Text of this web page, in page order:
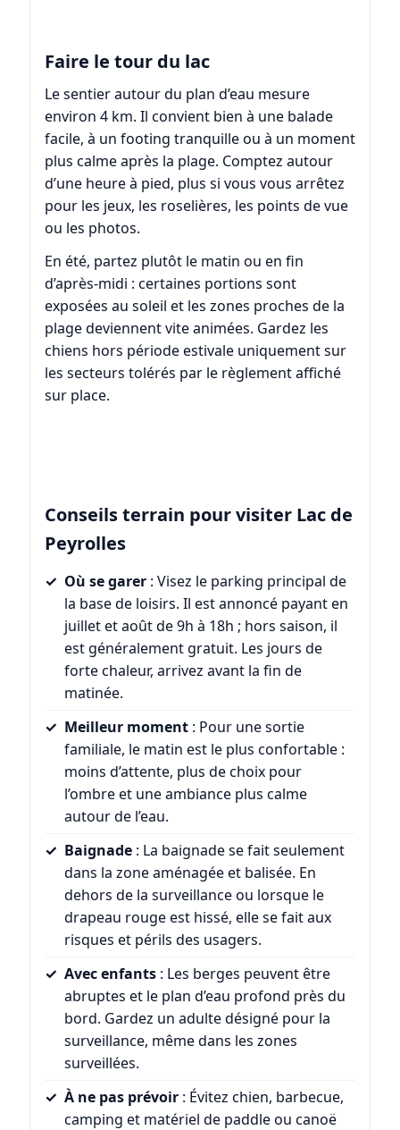
Faire le tour du lac
Le sentier autour du plan d’eau mesure
environ 4 km. Il convient bien à une balade
facile, à un footing tranquille ou à un moment
plus calme après la plage. Comptez autour
d’une heure à pied, plus si vous vous arrêtez
pour les jeux, les roselières, les points de vue
ou les photos.
En été, partez plutôt le matin ou en fin
d’après-midi : certaines portions sont
exposées au soleil et les zones proches de la
plage deviennent vite animées. Gardez les
chiens hors période estivale uniquement sur
les secteurs tolérés par le règlement affiché
sur place.
Conseils terrain pour visiter Lac de
Peyrolles
Où se garer: Visez le parking principal de
la base de loisirs. Il est annoncé payant en
juillet et août de 9h à 18h ; hors saison, il
est généralement gratuit. Les jours de
forte chaleur, arrivez avant la fin de
matinée.
Meilleur moment: Pour une sortie
familiale, le matin est le plus confortable :
moins d’attente, plus de choix pour
l’ombre et une ambiance plus calme
autour de l’eau.
Baignade: La baignade se fait seulement
dans la zone aménagée et balisée. En
dehors de la surveillance ou lorsque le
drapeau rouge est hissé, elle se fait aux
risques et périls des usagers.
Avec enfants: Les berges peuvent être
abruptes et le plan d’eau profond près du
bord. Gardez un adulte désigné pour la
surveillance, même dans les zones
surveillées.
À ne pas prévoir: Évitez chien, barbecue,
camping et matériel de paddle ou canoë